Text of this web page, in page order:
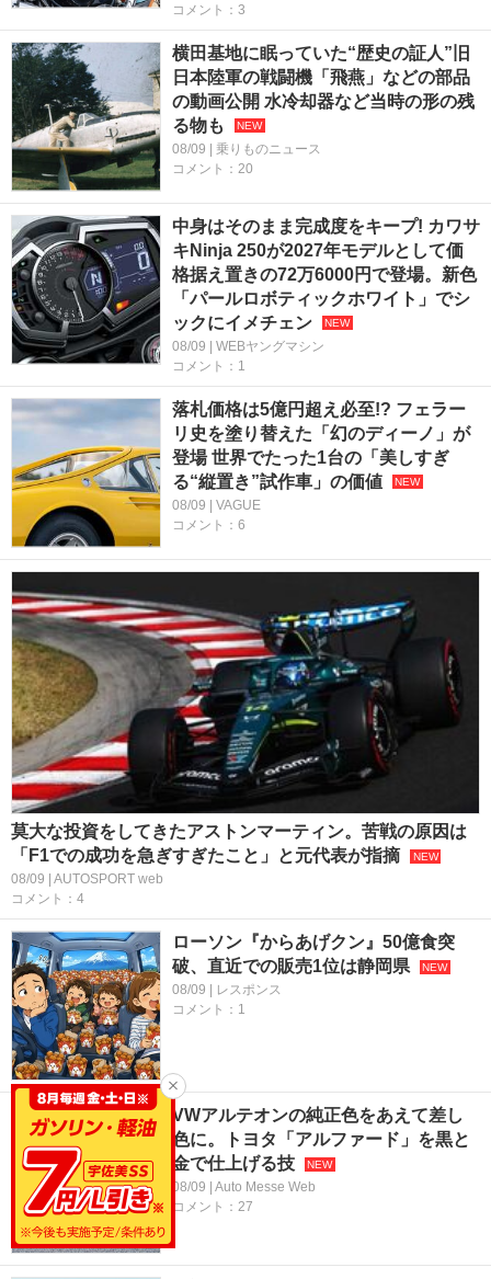
コメント：3
横田基地に眠っていた“歴史の証人”旧
日本陸軍の戦闘機「飛燕」などの部品
の動画公開 水冷却器など当時の形の残
る物も
08/09 | 乗りものニュース
コメント：20
中身はそのまま完成度をキープ! カワサ
キNinja 250が2027年モデルとして価
格据え置きの72万6000円で登場。新色
「パールロボティックホワイト」でシ
ックにイメチェン
08/09 | WEBヤングマシン
コメント：1
落札価格は5億円超え必至!? フェラー
リ史を塗り替えた「幻のディーノ」が
登場 世界でたった1台の「美しすぎ
る“縦置き”試作車」の価値
08/09 | VAGUE
コメント：6
莫大な投資をしてきたアストンマーティン。苦戦の原因は
「F1での成功を急ぎすぎたこと」と元代表が指摘
08/09 | AUTOSPORT web
コメント：4
ローソン『からあげクン』50億食突
破、直近での販売1位は静岡県
08/09 | レスポンス
コメント：1
VWアルテオンの純正色をあえて差し
色に。トヨタ「アルファード」を黒と
金で仕上げる技
08/09 | Auto Messe Web
コメント：27